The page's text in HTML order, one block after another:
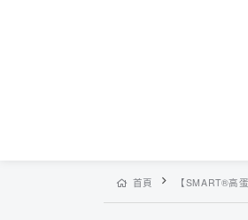
首頁 【SMART®高